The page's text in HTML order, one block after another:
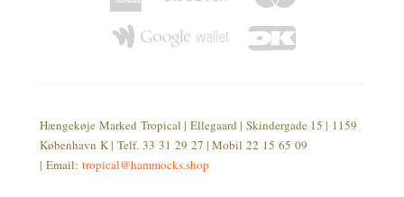
Hængekøje Marked Tropical | Ellegaard | Skindergade 15 | 1159
København K | Telf. 33 31 29 27 | Mobil 22 15 65 09
| Email: tropical@hammocks.shop